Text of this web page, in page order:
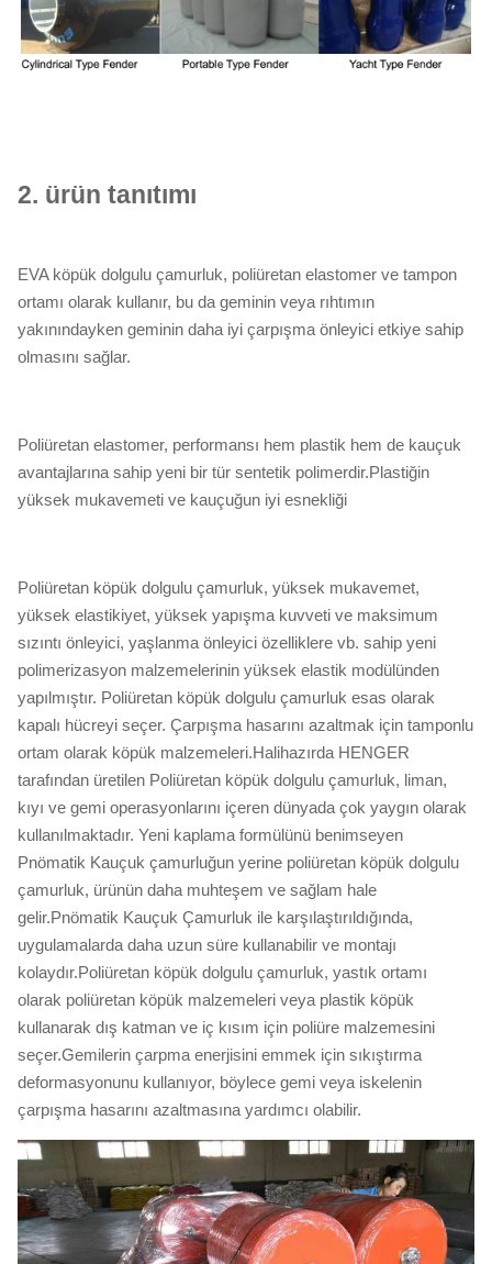
2. ürün tanıtımı
EVA köpük dolgulu çamurluk, poliüretan elastomer ve tampon
ortamı olarak kullanır, bu da geminin veya rıhtımın
yakınındayken geminin daha iyi çarpışma önleyici etkiye sahip
olmasını sağlar.
Poliüretan elastomer, performansı hem plastik hem de kauçuk
avantajlarına sahip yeni bir tür sentetik polimerdir.Plastiğin
yüksek mukavemeti ve kauçuğun iyi esnekliği
Poliüretan köpük dolgulu çamurluk, yüksek mukavemet,
yüksek elastikiyet, yüksek yapışma kuvveti ve maksimum
sızıntı önleyici, yaşlanma önleyici özelliklere vb. sahip yeni
polimerizasyon malzemelerinin yüksek elastik modülünden
yapılmıştır. Poliüretan köpük dolgulu çamurluk esas olarak
kapalı hücreyi seçer. Çarpışma hasarını azaltmak için tamponlu
ortam olarak köpük malzemeleri.Halihazırda HENGER
tarafından üretilen Poliüretan köpük dolgulu çamurluk, liman,
kıyı ve gemi operasyonlarını içeren dünyada çok yaygın olarak
kullanılmaktadır. Yeni kaplama formülünü benimseyen
Pnömatik Kauçuk çamurluğun yerine poliüretan köpük dolgulu
çamurluk, ürünün daha muhteşem ve sağlam hale
gelir.Pnömatik Kauçuk Çamurluk ile karşılaştırıldığında,
uygulamalarda daha uzun süre kullanabilir ve montajı
kolaydır.Poliüretan köpük dolgulu çamurluk, yastık ortamı
olarak poliüretan köpük malzemeleri veya plastik köpük
kullanarak dış katman ve iç kısım için poliüre malzemesini
seçer.Gemilerin çarpma enerjisini emmek için sıkıştırma
deformasyonunu kullanıyor, böylece gemi veya iskelenin
çarpışma hasarını azaltmasına yardımcı olabilir.